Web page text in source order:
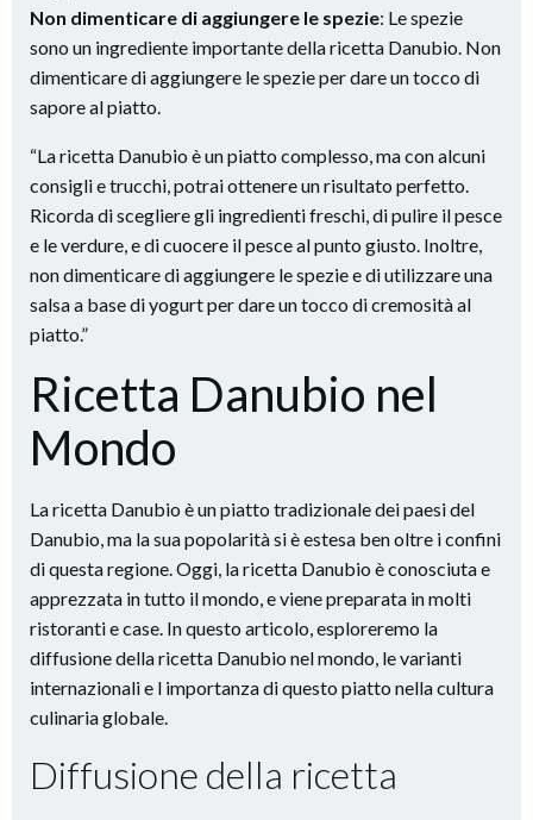
Non dimenticare di aggiungere le spezie: Le spezie
sono un ingrediente importante della ricetta Danubio. Non
dimenticare di aggiungere le spezie per dare un tocco di
sapore al piatto.
“La ricetta Danubio è un piatto complesso, ma con alcuni
consigli e trucchi, potrai ottenere un risultato perfetto.
Ricorda di scegliere gli ingredienti freschi, di pulire il pesce
e le verdure, e di cuocere il pesce al punto giusto. Inoltre,
non dimenticare di aggiungere le spezie e di utilizzare una
salsa a base di yogurt per dare un tocco di cremosità al
piatto.”
Ricetta Danubio nel
Mondo
La ricetta Danubio è un piatto tradizionale dei paesi del
Danubio, ma la sua popolarità si è estesa ben oltre i confini
di questa regione. Oggi, la ricetta Danubio è conosciuta e
apprezzata in tutto il mondo, e viene preparata in molti
ristoranti e case. In questo articolo, esploreremo la
diffusione della ricetta Danubio nel mondo, le varianti
internazionali e l importanza di questo piatto nella cultura
culinaria globale.
Diffusione della ricetta